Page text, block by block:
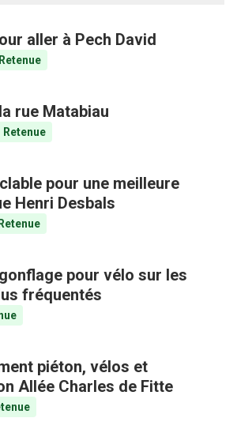
aller à Pech David
Retenue
rue Matabiau
Retenue
pour une meilleure
Henri Desbals
Retenue
pour vélo sur les
fréquentés
piéton, vélos et
Allée Charles de Fitte